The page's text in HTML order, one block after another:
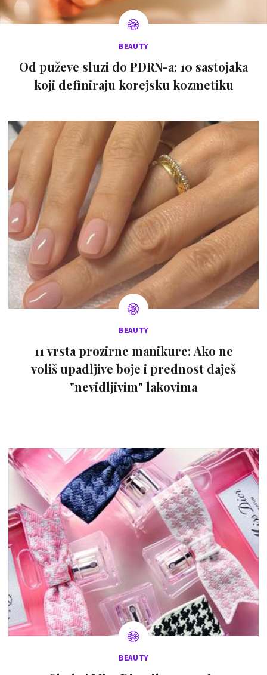
BEAUTY
Od puževe sluzi do PDRN-a: 10 sastojaka
koji definiraju korejsku kozmetiku
BEAUTY
11 vrsta prozirne manikure: Ako ne
voliš upadljive boje i prednost daješ
"nevidljivim" lakovima
BEAUTY